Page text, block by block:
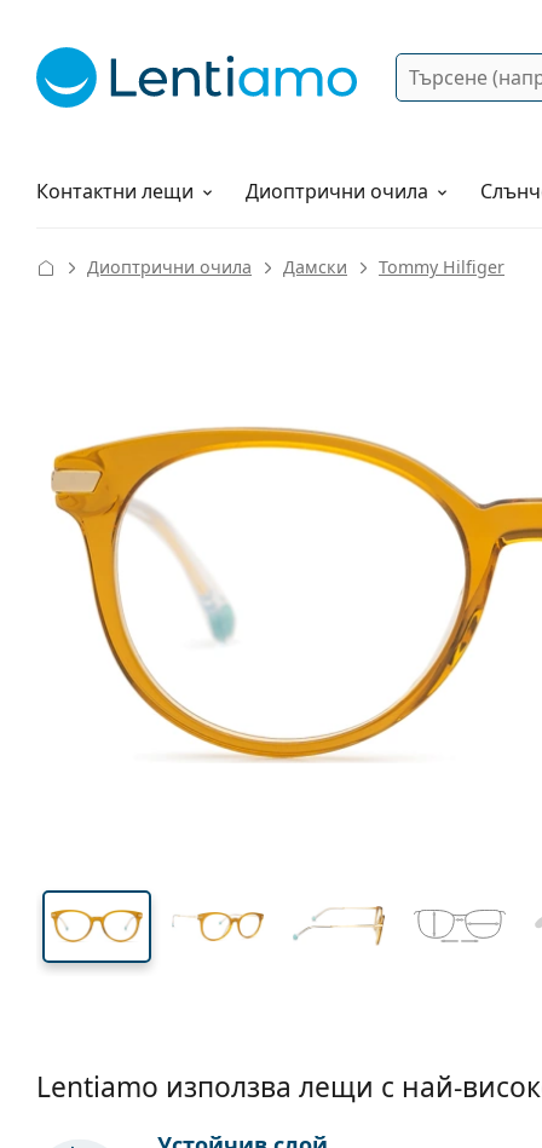
Търсене
Контактни лещи
Разтвори Диоптрични очила
Как да поръчам?
Диоптрични очила Дамски Tommy Hilfiger
43 mm
Височина на стъклото
51 mm
Ширина на стъклото
Ширина
на
Lentiamo използва лещи с най-